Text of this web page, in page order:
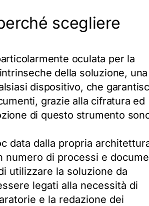
scegliere
oculata per la
della soluzione, una
dispositivo, che
grazie alla cifratura ed
di questo strumento
data dalla propria
numero di processi e
utilizzare la soluzione da
legati alla necessità di
e la redazione dei